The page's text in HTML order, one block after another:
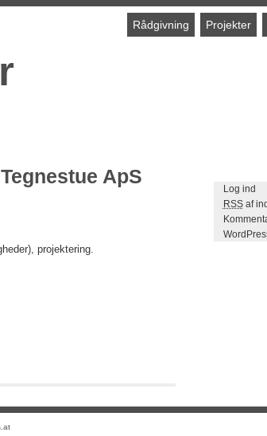
Rådgivning Projekter
ApS
projektering.
Log ind
RSSaf